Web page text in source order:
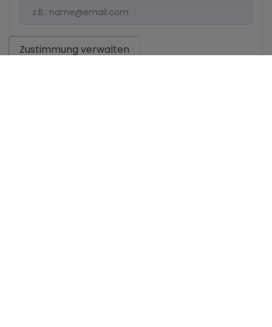
Ihre Telefonnummer
Zustimmung verwalten